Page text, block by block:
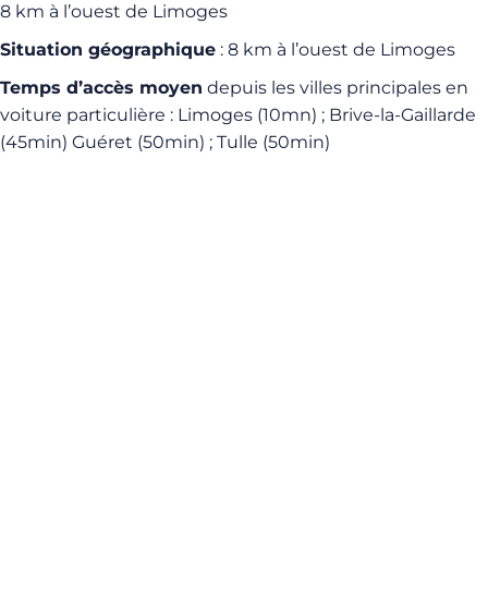
8 km à l’ouest de Limoges
Situation géographique : 8 km à l’ouest de Limoges
Temps d’accès moyen depuis les villes principales en
voiture particulière : Limoges (10mn) ; Brive-la-Gaillarde
(45min) Guéret (50min) ; Tulle (50min)